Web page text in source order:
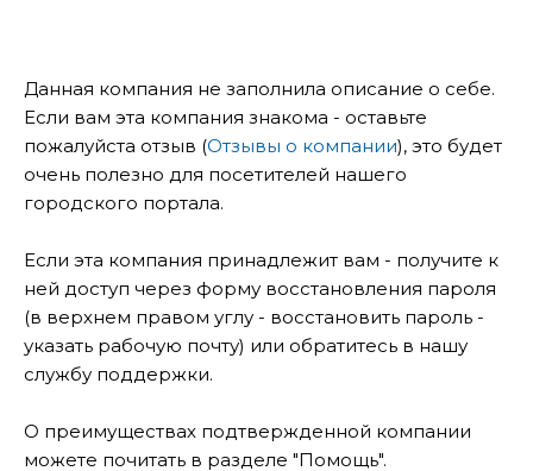
Данная компания не заполнила описание о себе.
Если вам эта компания знакома - оставьте
пожалуйста отзыв (Отзывы о компании), это будет
очень полезно для посетителей нашего
городского портала.
Если эта компания принадлежит вам - получите к
ней доступ через форму восстановления пароля
(в верхнем правом углу - восстановить пароль -
указать рабочую почту) или обратитесь в нашу
службу поддержки.
О преимуществах подтвержденной компании
можете почитать в разделе "Помощь".